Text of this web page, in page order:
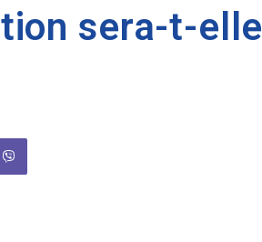
sera-t-elle